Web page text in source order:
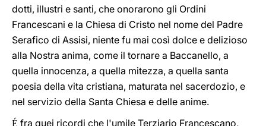
dotti, illustri e santi, che onorarono gli Ordini
Francescani e la Chiesa di Cristo nel nome del Padre
Serafico di Assisi, niente fu mai così dolce e delizioso
alla Nostra anima, come il tornare a Baccanello, a
quella innocenza, a quella mitezza, a quella santa
poesia della vita cristiana, maturata nel sacerdozio, e
nel servizio della Santa Chiesa e delle anime.
É fra quei ricordi che l'umile Terziario Francescano,